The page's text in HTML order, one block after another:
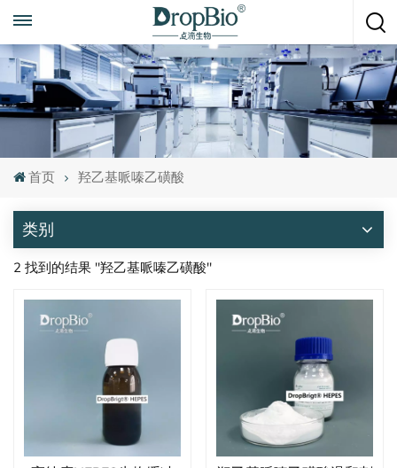
+86 15951008670
首页 羟乙基哌嗪乙磺酸
类别
2 找到的结果 "羟乙基哌嗪乙磺酸"